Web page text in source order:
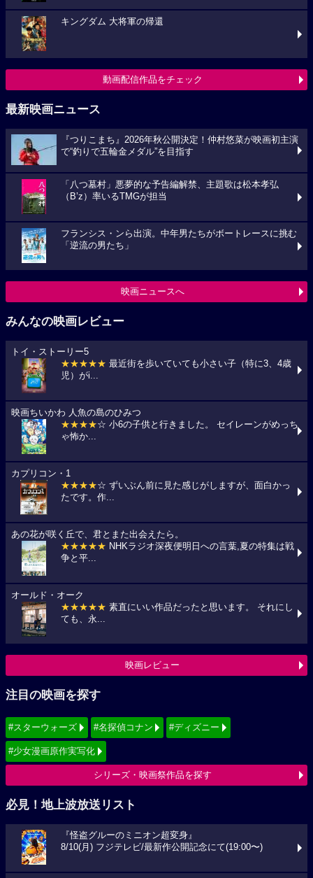
キングダム 大将軍の帰還
動画配信作品をチェック
最新映画ニュース
『つりこまち』2026年秋公開決定！仲村悠菜が映画初主演
で“釣りで五輪金メダル”を目指す
「八つ墓村」悪夢的な予告編解禁、主題歌は松本孝弘
（B’z）率いるTMGが担当
フランシス・ンら出演。中年男たちがボートレースに挑む
「逆流の男たち」
映画ニュースへ
みんなの映画レビュー
トイ・ストーリー5
★★★★★ 最近街を歩いていても小さい子（特に3、4歳
児）がi...
映画ちいかわ 人魚の島のひみつ
★★★★☆ 小6の子供と行きました。 セイレーンがめっち
ゃ怖か...
カプリコン・1
★★★★☆ ずいぶん前に見た感じがしますが、面白かっ
たです。作...
あの花が咲く丘で、君とまた出会えたら。
★★★★★ NHKラジオ深夜便明日への言葉,夏の特集は戦
争と平...
オールド・オーク
★★★★★ 素直にいい作品だったと思います。 それにし
ても、永...
映画レビュー
注目の映画を探す
#スターウォーズ #名探偵コナン #ディズニー
#少女漫画原作実写化
シリーズ・映画祭作品を探す
必見！地上波放送リスト
『怪盗グルーのミニオン超変身』
8/10(月) フジテレビ/最新作公開記念にて(19:00〜)